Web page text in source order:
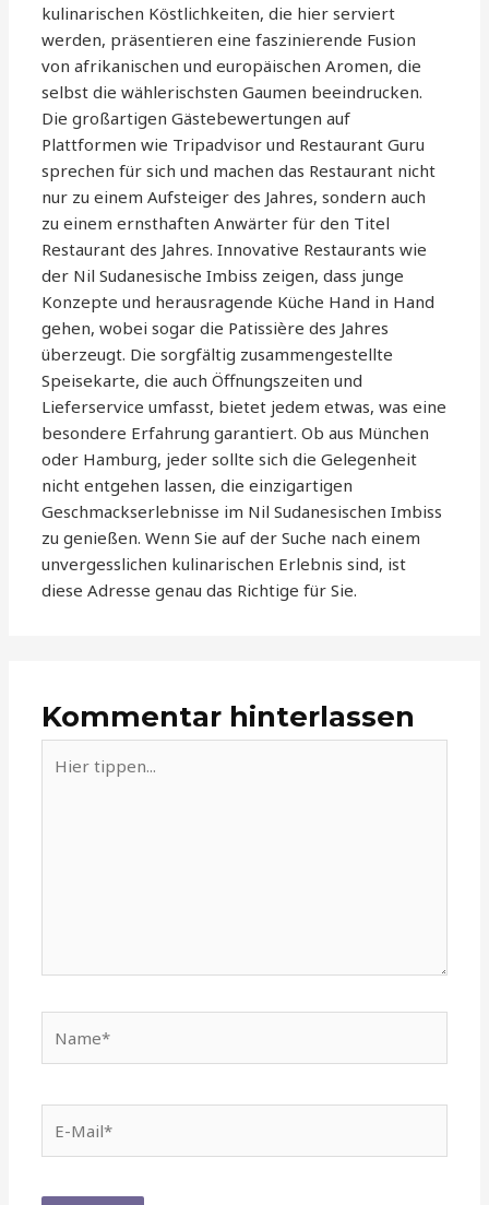
kulinarischen Köstlichkeiten, die hier serviert
werden, präsentieren eine faszinierende Fusion
von afrikanischen und europäischen Aromen, die
selbst die wählerischsten Gaumen beeindrucken.
Die großartigen Gästebewertungen auf
Plattformen wie Tripadvisor und Restaurant Guru
sprechen für sich und machen das Restaurant nicht
nur zu einem Aufsteiger des Jahres, sondern auch
zu einem ernsthaften Anwärter für den Titel
Restaurant des Jahres. Innovative Restaurants wie
der Nil Sudanesische Imbiss zeigen, dass junge
Konzepte und herausragende Küche Hand in Hand
gehen, wobei sogar die Patissière des Jahres
überzeugt. Die sorgfältig zusammengestellte
Speisekarte, die auch Öffnungszeiten und
Lieferservice umfasst, bietet jedem etwas, was eine
besondere Erfahrung garantiert. Ob aus München
oder Hamburg, jeder sollte sich die Gelegenheit
nicht entgehen lassen, die einzigartigen
Geschmackserlebnisse im Nil Sudanesischen Imbiss
zu genießen. Wenn Sie auf der Suche nach einem
unvergesslichen kulinarischen Erlebnis sind, ist
diese Adresse genau das Richtige für Sie.
Kommentar hinterlassen
tippen...
Mail*